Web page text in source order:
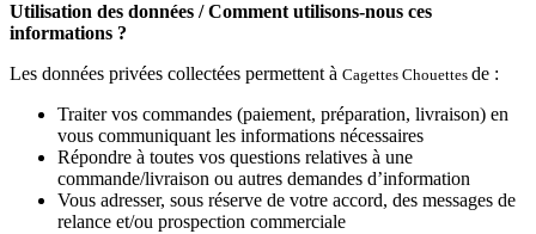
Utilisation des données / Comment utilisons-nous ces
informations ?
Les données privées collectées permettent à Cagettes Chouettes de :
Traiter vos commandes (paiement, préparation, livraison) en
vous communiquant les informations nécessaires
Répondre à toutes vos questions relatives à une
commande/livraison ou autres demandes d’information
Vous adresser, sous réserve de votre accord, des messages de
relance et/ou prospection commerciale